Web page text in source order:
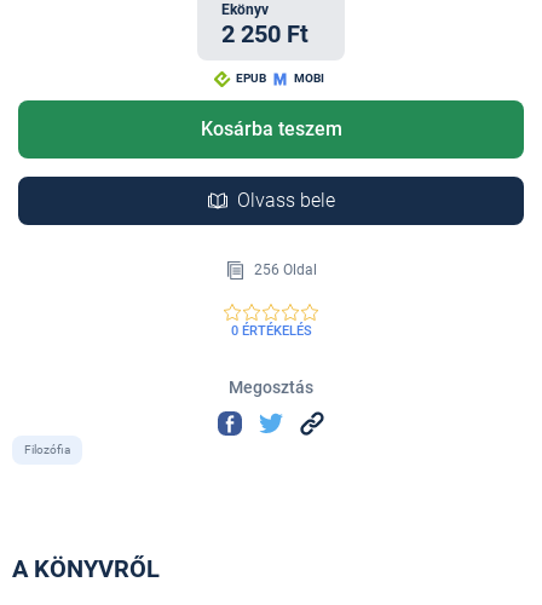
Ekönyv
2 250 Ft
EPUB MOBI
Kosárba teszem
Olvass bele
256 Oldal
0 ÉRTÉKELÉS
Megosztás
Filozófia
A KÖNYVRŐL